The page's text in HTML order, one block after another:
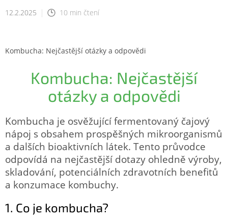
12.2.2025 10 min čtení
Kombucha: Nejčastější otázky a odpovědi
Kombucha: Nejčastější
otázky a odpovědi
Kombucha je osvěžující fermentovaný čajový
nápoj s obsahem prospěšných mikroorganismů
a dalších bioaktivních látek. Tento průvodce
odpovídá na nejčastější dotazy ohledně výroby,
skladování, potenciálních zdravotních benefitů
a konzumace kombuchy.
1. Co je kombucha?